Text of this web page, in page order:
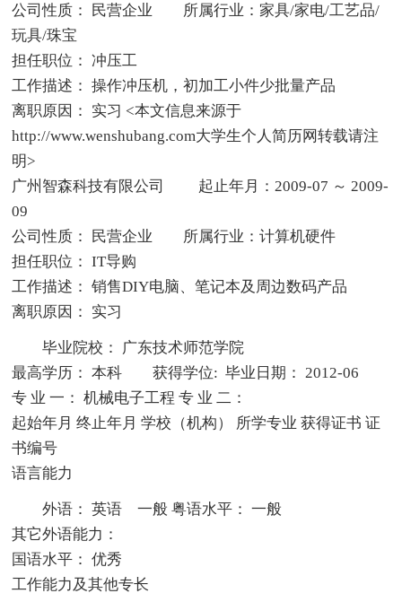
公司性质： 民营企业 所属行业：家具/家电/工艺品/
玩具/珠宝
担任职位： 冲压工
工作描述： 操作冲压机，初加工小件少批量产品
离职原因： 实习 <本文信息来源于
http://www.wenshubang.com大学生个人简历网转载请注
明>
广州智森科技有限公司 起止年月：2009-07 ～ 2009-
09
公司性质： 民营企业 所属行业：计算机硬件
担任职位： IT导购
工作描述： 销售DIY电脑、笔记本及周边数码产品
离职原因： 实习
毕业院校： 广东技术师范学院
最高学历： 本科 获得学位: 毕业日期： 2012-06
专 业 一： 机械电子工程 专 业 二：
起始年月 终止年月 学校（机构） 所学专业 获得证书 证
书编号
语言能力
外语： 英语 一般 粤语水平： 一般
其它外语能力：
国语水平： 优秀
工作能力及其他专长